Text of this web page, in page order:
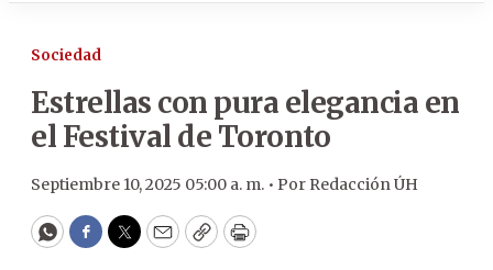
Sociedad
Estrellas con pura elegancia en
el Festival de Toronto
Septiembre 10, 2025 05:00 a. m. • Por Redacción ÚH
WhatsApp
Facebook
Twitter
EmailCopyPrint